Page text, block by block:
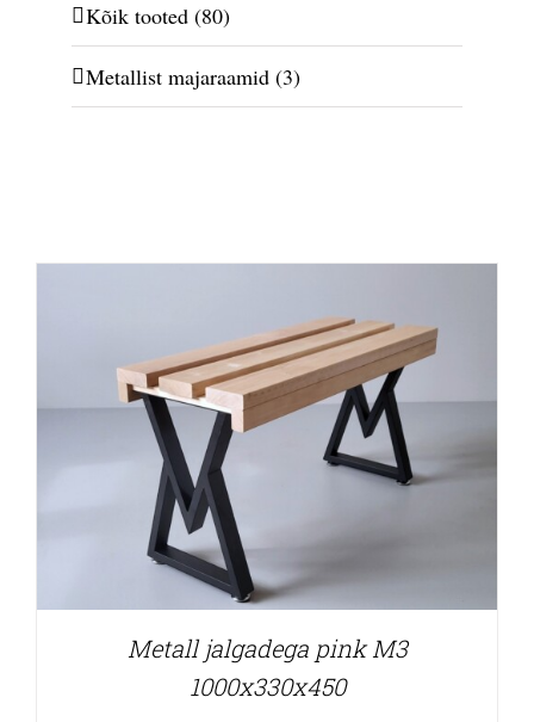
Metall jalgadega pink M3
1000x330x450
Kõik tooted (80)
Metallist majaraamid (3)